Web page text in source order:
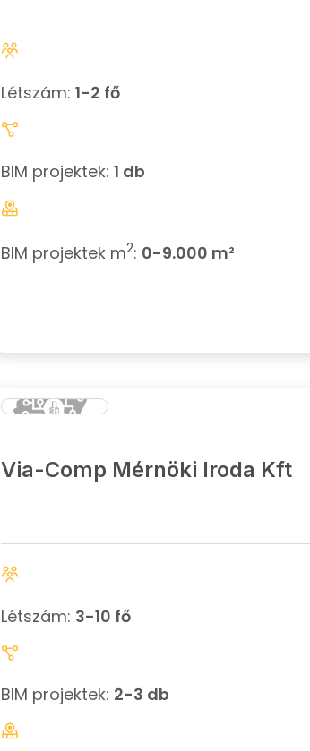
Létszám: 1-2 fő
BIM projektek: 1 db
BIM projektek m2: 0-9.000 m²
Via-Comp Mérnöki Iroda Kft
Létszám: 3-10 fő
BIM projektek: 2-3 db